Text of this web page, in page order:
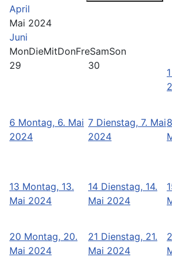
April
Mai 2024
Juni
MonDieMitDonFreSamSon
29
30
1
6 Montag, 6. Mai
2024
7 Dienstag, 7. Mai
2024
8
13 Montag, 13.
Mai 2024
14 Dienstag, 14.
Mai 2024
20 Montag, 20.
Mai 2024
21 Dienstag, 21.
Mai 2024